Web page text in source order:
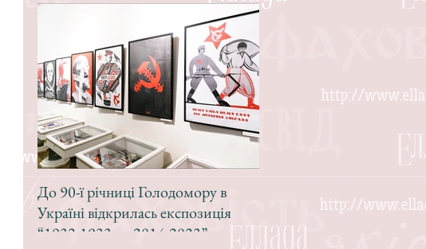
До 90-ї річниці Голодомору в
Україні відкрилась експозиція
“1932-1933 — 2014-2023”